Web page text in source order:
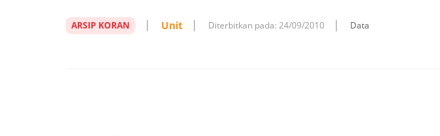
ARSIP KORAN Unit Diterbitkan pada: 24/09/2010 Data